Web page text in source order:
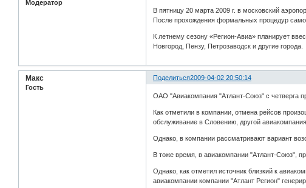
Модератор
В пятницу 20 марта 2009 г. в московский
После прохождения формальных процедур
К летнему сезону «Регион-Авиа» планирует
Новгород, Пензу, Петрозаводск и другие города.
Поделиться2009-04-02 20:50:14
Макс
Гость
ОАО "Авиакомпания "Атлант-Союз" с четверга
Как отметили в компании, отмена рейсов
обслуживание в Словению, другой
Однако, в компании рассматривают вариант
В тоже время, в авиакомпании "Атлант-Союз",
Однако, как отметил источник близкий к
авиакомпании компании "Атлант Регион"